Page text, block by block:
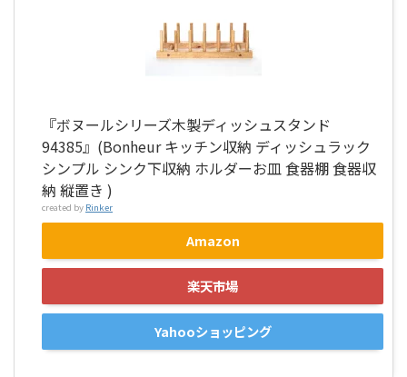
『ボヌールシリーズ木製ディッシュスタンド
94385』(Bonheur キッチン収納 ディッシュラック
シンプル シンク下収納 ホルダーお皿 食器棚 食器収
納 縦置き )
created by Rinker
Amazon
楽天市場
Yahooショッピング